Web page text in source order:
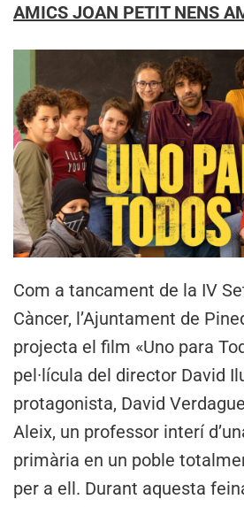
AMICS JOAN PETIT NENS
Com a tancament de la IV
Càncer, l’Ajuntament de
projecta el film «Uno para
pel·lícula del director David
protagonista, David
Aleix, un professor interí
primària en un poble
per a ell. Durant aquesta